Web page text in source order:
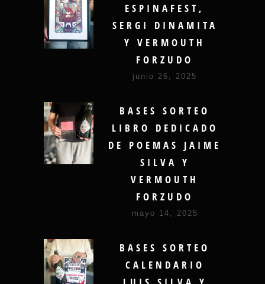
ESPINAFEST,
SERGI DINAMITA
Y VERMOUTH
FORZUDO
junio 26, 2025
BASES SORTEO
LIBRO DEDICADO
DE POEMAS JAIME
SILVA Y
VERMOUTH
FORZUDO
mayo 14, 2025
BASES SORTEO
CALENDARIO